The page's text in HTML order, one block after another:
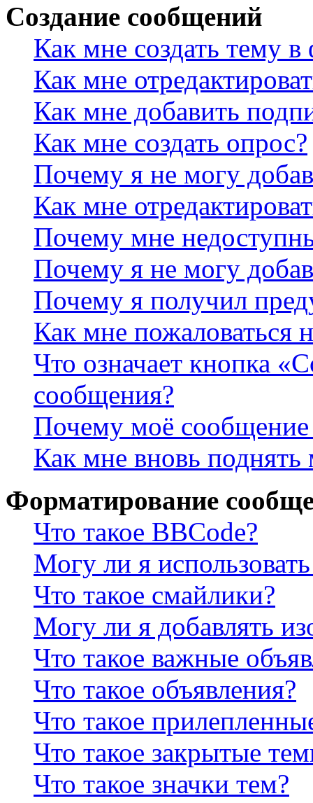
Создание сообщений
Как мне создать тему
Как мне
Как мне добавить
Как мне создать опрос?
Почему я не могу
Как мне
Почему мне
Почему я не могу
Почему я получил
Как мне пожаловаться
Что означает кнопка
сообщения?
Почему моё сообщение
Как мне вновь
Форматирование
Что такое BBCode?
Могу ли я
Что такое смайлики?
Могу ли я добавлять
Что такое важные
Что такое объявления?
Что такое
Что такое закрытые
Что такое значки тем?